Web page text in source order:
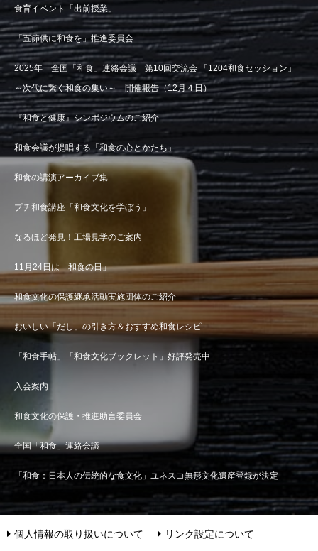
食育イベント「出前授業」
「五節供に和食を」推進委員会
2025年 全国「和食」連絡会議 第10回交流会 「1204和食セッション」
～次代に繋ぐ和食の集い～ 開催報告（12月４日）
『和食と健康』シンポジウムのご紹介
和食会議が提唱する「和食の心とかたち」
和食の講演アーカイブ集
プチ和食講座「和食文化を学ぼう」
なるほど発見！工場見学のご案内
11月24日は「和食の日」
和食文化の保護継承活動実施団体のご紹介
おいしい「だし」の引き方＆おすすめ和食レシピ
「和食手帖」「和食文化ブックレット」好評発売中
入会案内
和食文化の保護・推進助言委員会
全国「和食」連絡会議
「和食：日本人の伝統的な食文化」ユネスコ無形文化遺産登録が決定
個人情報の取り扱いについて リンク設定について